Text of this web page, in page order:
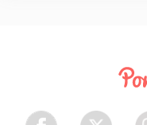
Facebook Twitter